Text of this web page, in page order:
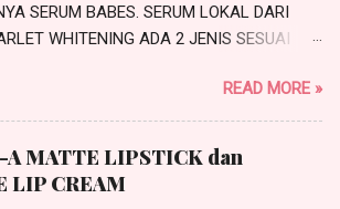
SERUM BABES. SERUM LOKAL DARI
WHITENING ADA 2 JENIS SESUAI
SERUM DAN SCARLETT
EVER AFTER SERUM. INI REVIEW
SCARLETT SESUAI JANJI SAYA DI
PRODUCT KNOWLEDGE
SERUM Scarlett Whitening saat ini
READ MORE »
A MATTE LIPSTICK dan
LIP CREAM